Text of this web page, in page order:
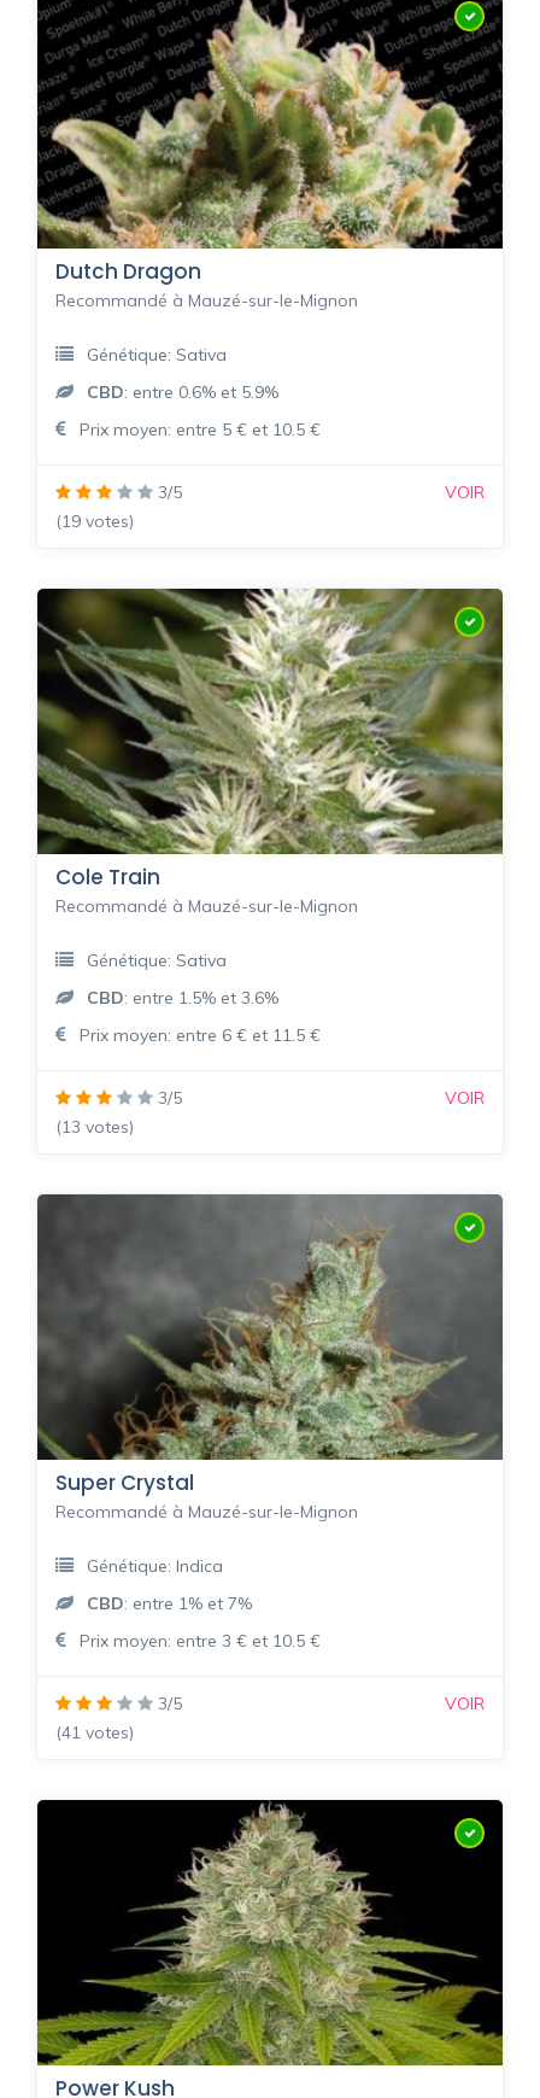
Dutch Dragon
Recommandé à Mauzé-sur-le-Mignon
Génétique: Sativa
CBD: entre 0.6% et 5.9%
Prix moyen: entre 5 € et 10.5 €
3/5
(19 votes)
VOIR
Cole Train
Recommandé à Mauzé-sur-le-Mignon
Génétique: Sativa
CBD: entre 1.5% et 3.6%
Prix moyen: entre 6 € et 11.5 €
3/5
(13 votes)
VOIR
Super Crystal
Recommandé à Mauzé-sur-le-Mignon
Génétique: Indica
CBD: entre 1% et 7%
Prix moyen: entre 3 € et 10.5 €
3/5
(41 votes)
VOIR
Power Kush